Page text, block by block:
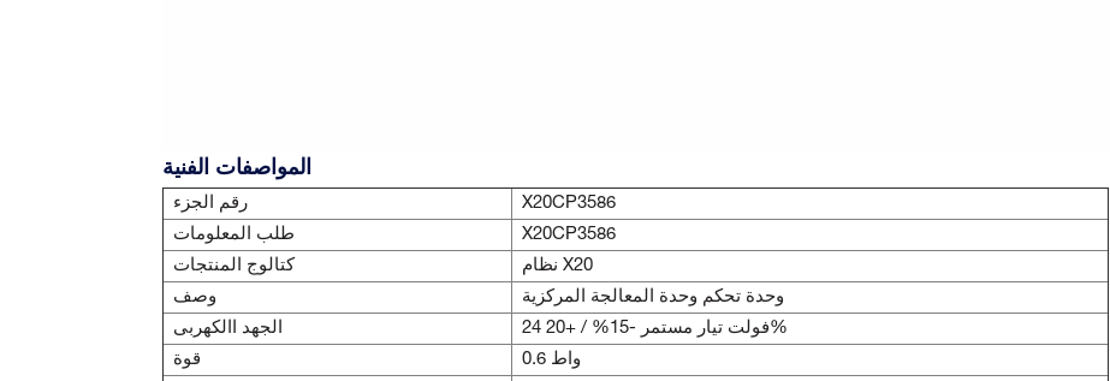
المواصفات الفنية
رقم الجزء
X20CP3586
طلب المعلومات
X20CP3586
كتالوج المنتجات
نظام X20
وصف
وحدة تحكم وحدة المعالجة المركزية
الجهد االكهربى
24 فولت تيار مستمر -15% / +20%
قوة
0.6 واط